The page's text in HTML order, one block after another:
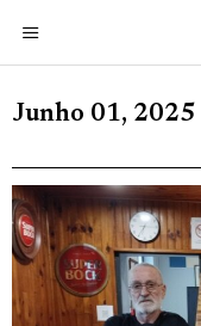
Junho 01, 2025